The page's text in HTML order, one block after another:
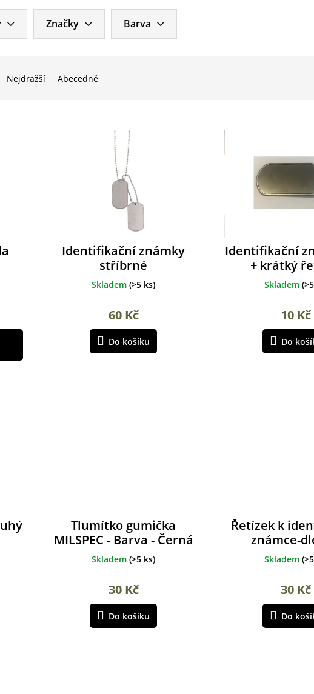
Nejdražší Abecedně
Značky Barva
Identifikační známky
stříbrné
Skladem(>5 ks)
60 Kč
Do košíku
Identifikační
+ krátký
Skladem (
10 Kč
Do
Tlumítko gumička
MILSPEC - Barva - Černá
Skladem(>5 ks)
30 Kč
Do košíku
Řetízek k
známce-
Skladem (
30 Kč
Do